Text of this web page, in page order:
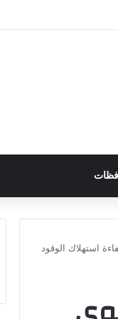
استهلاك الوقود